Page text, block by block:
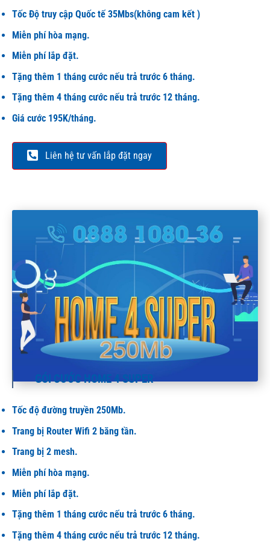
Tốc Độ truy cập Quốc tế 35Mbs(không cam kết )
Miễn phí hòa mạng.
Miễn phí lắp đặt.
Tặng thêm 1 tháng cước nếu trả trước 6 tháng.
Tặng thêm 4 tháng cước nếu trả trước 12 tháng.
Giá cước 195K/tháng.
Liên hệ tư vấn lắp đặt ngay
GÓI CƯỚC HOME 4 SUPER
Tốc độ đường truyền 250Mb.
Trang bị Router Wifi 2 băng tần.
Trang bị 2 mesh.
Miễn phí hòa mạng.
Miễn phí lắp đặt.
Tặng thêm 1 tháng cước nếu trả trước 6 tháng.
Tặng thêm 4 tháng cước nếu trả trước 12 tháng.